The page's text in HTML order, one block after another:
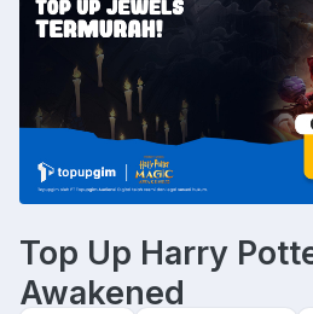
Top Up Harry
Awakened